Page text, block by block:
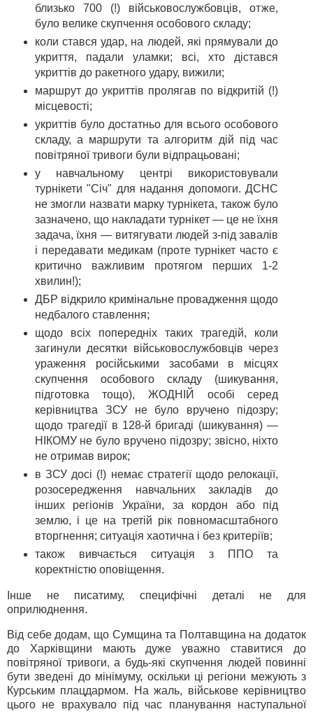
близько 700 (!) військовослужбовців, отже,
було велике скупчення особового складу;
коли стався удар, на людей, які прямували до
укриття, падали уламки; всі, хто дістався
укриттів до ракетного удару, вижили;
маршрут до укриттів пролягав по відкритій (!)
місцевості;
укриттів було достатньо для всього особового
складу, а маршрути та алгоритм дій під час
повітряної тривоги були відпрацьовані;
у навчальному центрі використовували
турнікети "Січ" для надання допомоги. ДСНС
не змогли назвати марку турнікета, також було
зазначено, що накладати турнікет — це не їхня
задача, їхня — витягувати людей з-під завалів
і передавати медикам (проте турнікет часто є
критично важливим протягом перших 1-2
хвилин!);
ДБР відкрило кримінальне провадження щодо
недбалого ставлення;
щодо всіх попередніх таких трагедій, коли
загинули десятки військовослужбовців через
ураження російськими засобами в місцях
скупчення особового складу (шикування,
підготовка тощо), ЖОДНІЙ особі серед
керівництва ЗСУ не було вручено підозру;
щодо трагедії в 128-й бригаді (шикування) —
НІКОМУ не було вручено підозру; звісно, ніхто
не отримав вирок;
в ЗСУ досі (!) немає стратегії щодо релокації,
розосередження навчальних закладів до
інших регіонів України, за кордон або під
землю, і це на третій рік повномасштабного
вторгнення; ситуація хаотична і без критеріїв;
також вивчається ситуація з ППО та
коректністю оповіщення.
Інше не писатиму, специфічні деталі не для
оприлюднення.
Від себе додам, що Сумщина та Полтавщина на додаток
до Харківщини мають дуже уважно ставитися до
повітряної тривоги, а будь-які скупчення людей повинні
бути зведені до мінімуму, оскільки ці регіони межують з
Курським плацдармом. На жаль, військове керівництво
цього не врахувало під час планування наступальної